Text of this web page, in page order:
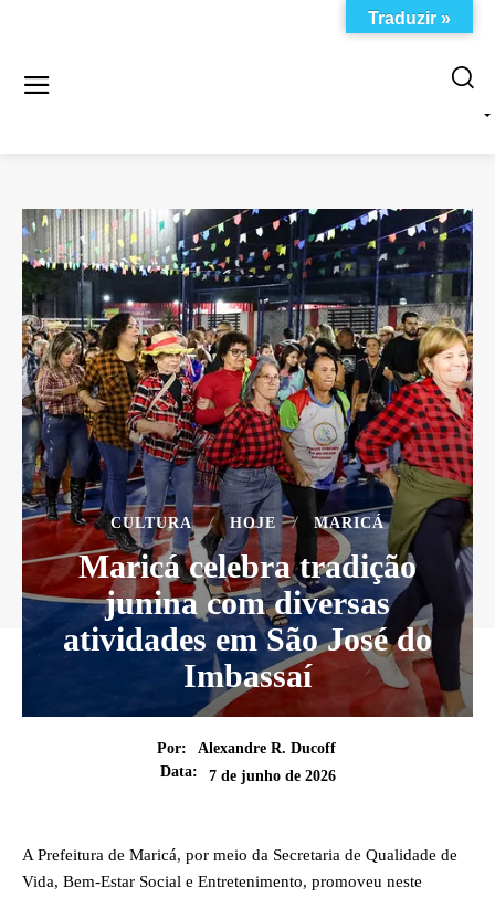
CULTURA HOJE MARICÁ
Maricá celebra tradição
junina com diversas
atividades em São José do
Imbassaí
Por:
Alexandre R. Ducoff
Data:
7 de junho de 2026
A Prefeitura de Maricá, por meio da Secretaria de Qualidade de
Vida, Bem-Estar Social e Entretenimento, promoveu neste
Traduzir »